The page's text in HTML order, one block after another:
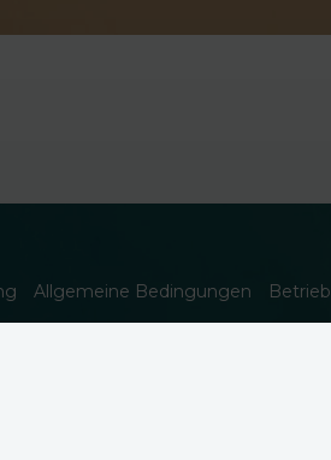
Allgemeine Bedingungen